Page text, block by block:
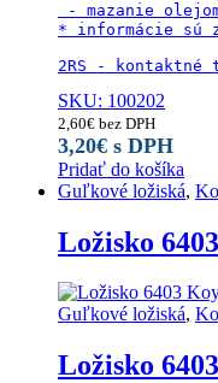
- mazanie
* informácie sú
2RS -
SKU: 100202
2,60€ bez DPH
3,20€ s DPH
Pridať do košíka
Guľkové ložiská,
Ložisko
Guľkové ložiská,
Ložisko